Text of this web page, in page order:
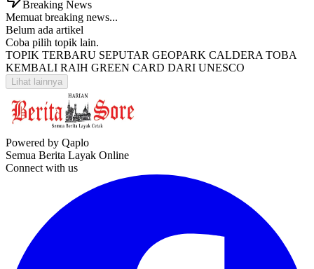
Breaking News
Memuat breaking news...
Belum ada artikel
Coba pilih topik lain.
TOPIK TERBARU SEPUTAR GEOPARK CALDERA TOBA
KEMBALI RAIH GREEN CARD DARI UNESCO
Lihat lainnya
Powered by Qaplo
Semua Berita Layak Online
Connect with us